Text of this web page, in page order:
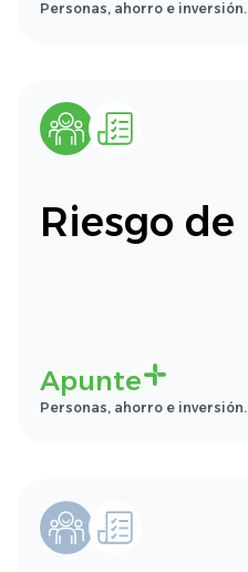
Personas, ahorro e inversión.
Riesgo de
Apunte
Personas, ahorro e inversión.